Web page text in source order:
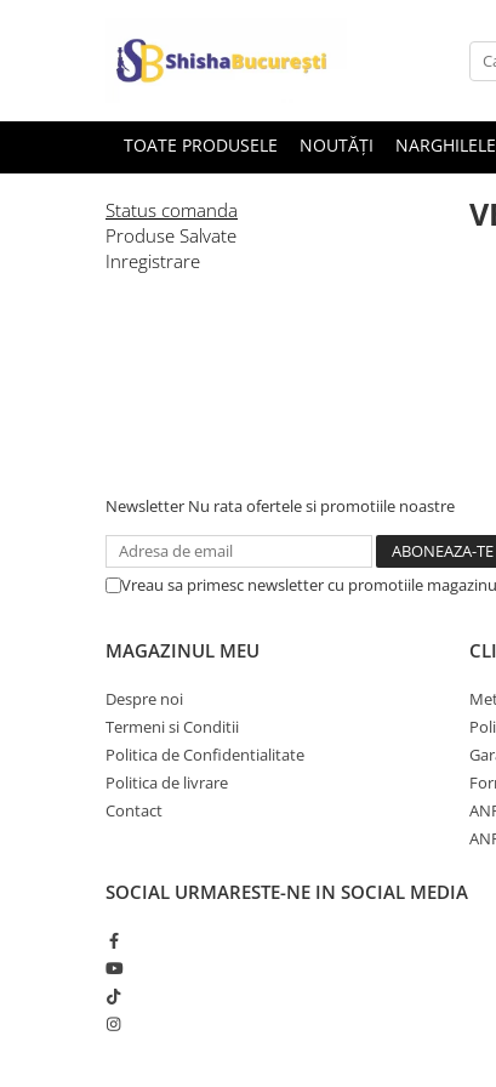
TOATE PRODUSELE NOUTĂȚI NARGHILELE
Status comanda
Produse Salvate
Inregistrare
Newsletter Nu rata ofertele si promotiile noastre
Vreau sa primesc newsletter cu promotiile
MAGAZINUL MEU
Despre noi
Termeni si Conditii
Politica de Confidentialitate
Politica de livrare
Contact
SOCIAL URMARESTE-NE IN SOCIAL MEDIA